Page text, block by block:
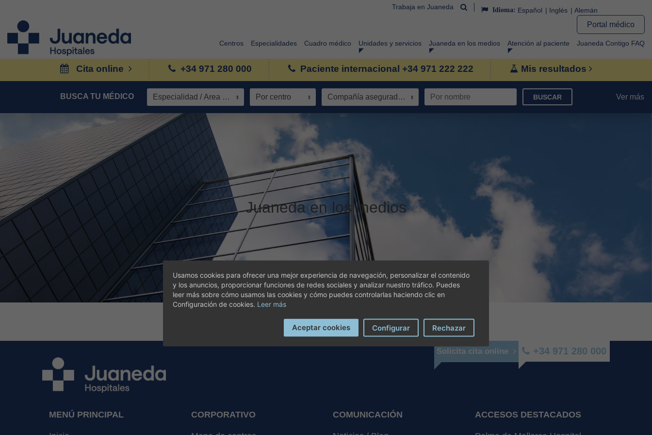
Trabaja en Juaneda Idioma: Español Inglés Alemán
Portal médico
Centros Especialidades Cuadro médico Unidades y servicios Juaneda en los medios Atención al paciente Juaneda Contigo FAQ
Cita online +34 971 280 000 Paciente internacional +34 971 222 222 Mis resultados
BUSCA TU MÉDICO Especialidad / Área de conocimiento Por centro Compañía aseguradora BUSCAR Ver más
Juaneda en los medios
Solicita cita online +34 971 280 000
MENÚ PRINCIPAL CORPORATIVO COMUNICACIÓN ACCESOS DESTACADOS
Usamos cookies para ofrecer una mejor experiencia de navegación, personalizar el contenido
y los anuncios, proporcionar funciones de redes sociales y analizar nuestro tráfico. Puedes
leer más sobre cómo usamos las cookies y cómo puedes controlarlas haciendo clic en
Configuración de cookies. Leer más
Aceptar cookies Configurar Rechazar